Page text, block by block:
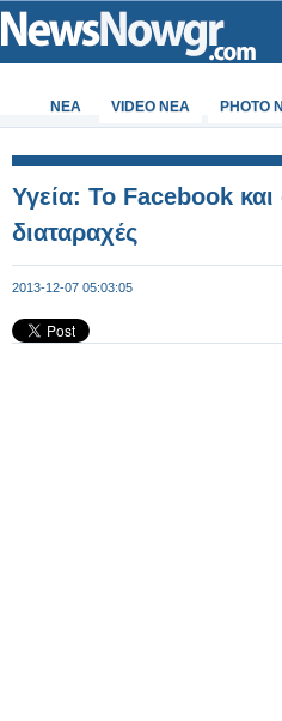
ΝΕΑ VIDEO NEA PHOTO
Υγεία: Το Facebook και
διαταραχές
2013-12-07 05:03:05